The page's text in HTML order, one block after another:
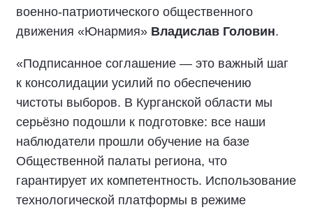
военно-патриотического общественного
движения «Юнармия» Владислав Головин.
«Подписанное соглашение — это важный шаг
к консолидации усилий по обеспечению
чистоты выборов. В Курганской области мы
серьёзно подошли к подготовке: все наши
наблюдатели прошли обучение на базе
Общественной палаты региона, что
гарантирует их компетентность. Использование
технологической платформы в режиме